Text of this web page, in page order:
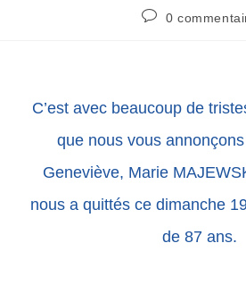
0
C’est avec beaucoup de
que nous vous
Geneviève, Marie
nous a quittés ce dimanche
de 87 ans.